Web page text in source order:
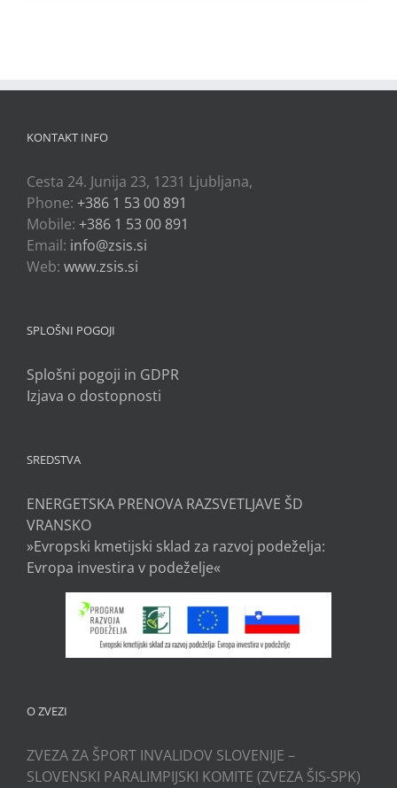
KONTAKT INFO
Cesta 24. Junija 23, 1231 Ljubljana,
Phone: +386 1 53 00 891
Mobile: +386 1 53 00 891
Email: info@zsis.si
Web: www.zsis.si
SPLOŠNI POGOJI
Splošni pogoji in GDPR
Izjava o dostopnosti
SREDSTVA
ENERGETSKA PRENOVA RAZSVETLJAVE ŠD
VRANSKO
»Evropski kmetijski sklad za razvoj podeželja:
Evropa investira v podeželje«
O ZVEZI
ZVEZA ZA ŠPORT INVALIDOV SLOVENIJE –
SLOVENSKI PARALIMPIJSKI KOMITE (ZVEZA ŠIS-SPK)